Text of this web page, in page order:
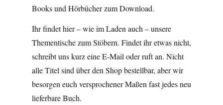
Books und Hörbücher zum Download.
Ihr findet hier – wie im Laden auch – unsere
Thementische zum Stöbern. Findet ihr etwas nicht,
schreibt uns kurz eine E-Mail oder ruft an. Nicht
alle Titel sind über den Shop bestellbar, aber wir
besorgen euch versprochener Maßen fast jedes neu
lieferbare Buch.